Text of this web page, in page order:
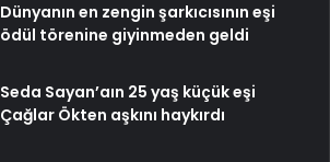
Dünyanın en zengin şarkıcısının eşi
ödül törenine giyinmeden geldi
Seda Sayan’aın 25 yaş küçük eşi
Çağlar Ökten aşkını haykırdı